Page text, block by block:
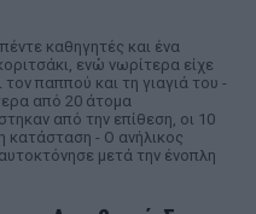
καθηγητές και ένα
ενώ νωρίτερα είχε
παππού και τη γιαγιά του -
από 20 άτομα
από την επίθεση, οι 10
κατάσταση - Ο ανήλικος
μετά την ένοπλη